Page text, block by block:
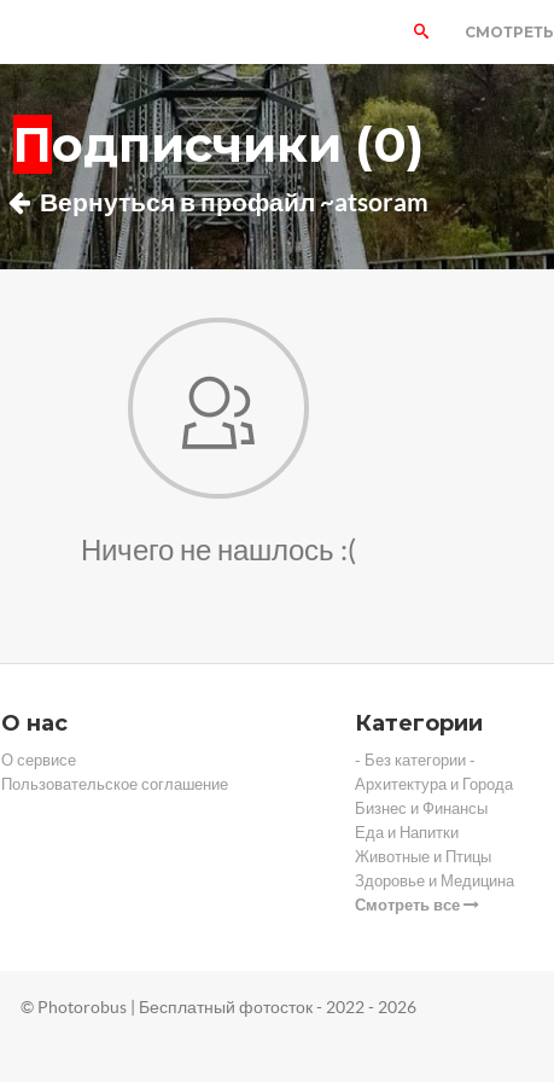
СМОТРЕТЬ
Подписчики (0)
Вернуться в профайл ~atsoram
Ничего не нашлось :(
О нас
О сервисе
Пользовательское соглашение
Категории
- Без категории -
Архитектура и Города
Бизнес и Финансы
Еда и Напитки
Животные и Птицы
Здоровье и Медицина
Смотреть все
© Photorobus | Бесплатный фотосток - 2022 - 2026